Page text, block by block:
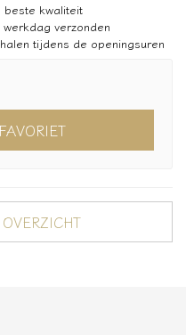
beste kwaliteit
verzonden
tijdens de openingsuren